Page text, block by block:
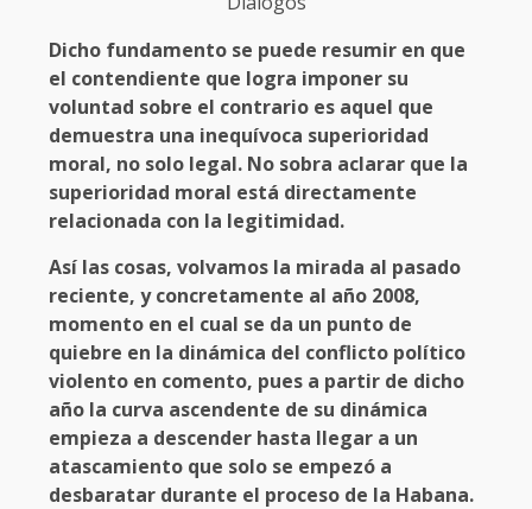
Dicho fundamento se puede resumir en que
el contendiente que logra imponer su
voluntad sobre el contrario es aquel que
demuestra una inequívoca superioridad
moral, no solo legal. No sobra aclarar que la
superioridad moral está directamente
relacionada con la legitimidad.
Así las cosas, volvamos la mirada al pasado
reciente, y concretamente al año 2008,
momento en el cual se da un punto de
quiebre en la dinámica del conflicto político
violento en comento, pues a partir de dicho
año la curva ascendente de su dinámica
empieza a descender hasta llegar a un
atascamiento que solo se empezó a
desbaratar durante el proceso de la Habana.